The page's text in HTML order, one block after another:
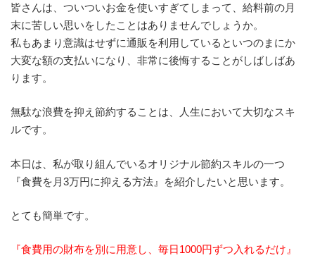
皆さんは、ついついお金を使いすぎてしまって、給料前の月
末に苦しい思いをしたことはありませんでしょうか。
私もあまり意識はせずに通販を利用しているといつのまにか
大変な額の支払いになり、非常に後悔することがしばしばあ
ります。
無駄な浪費を抑え節約することは、人生において大切なスキ
ルです。
本日は、私が取り組んでいるオリジナル節約スキルの一つ
『食費を月3万円に抑える方法』を紹介したいと思います。
とても簡単です。
『食費用の財布を別に用意し、毎日1000円ずつ入れるだけ』